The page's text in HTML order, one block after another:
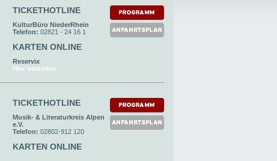
TICKETHOTLINE
KulturBüro NiederRhein
Telefon: 02821 - 24 16 1
KARTEN ONLINE
Reservix
Hier bestellen
TICKETHOTLINE
Musik- & Literaturkreis Alpen
e.V.
Telefon: 02802-912 120
KARTEN ONLINE